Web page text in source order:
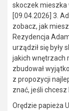
skoczek mieszka
[09.04.2026] 3.
zobacz, jak
Rezydencja
urządził się były
jakich wnętrzach
zbudował
z propozycji
znać, jeśli
Orędzie papieża